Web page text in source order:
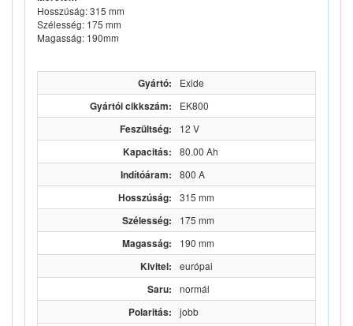
Hosszúság: 315 mm
Szélesség: 175 mm
Magasság: 190mm
Gyártó: Exide
Gyártói cikkszám: EK800
Feszültség: 12 V
Kapacitás: 80.00 Ah
Indítóáram: 800 A
Hosszúság: 315 mm
Szélesség: 175 mm
Magasság: 190 mm
Kivitel: európai
Saru: normál
Polaritás: jobb